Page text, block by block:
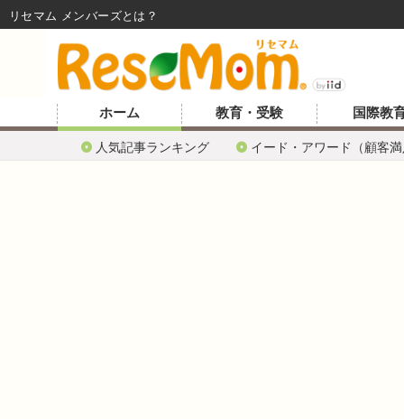
ホーム
人気記事ランキング イード・アワード（顧客
教育・受験 国際教
リセマム メンバーズ